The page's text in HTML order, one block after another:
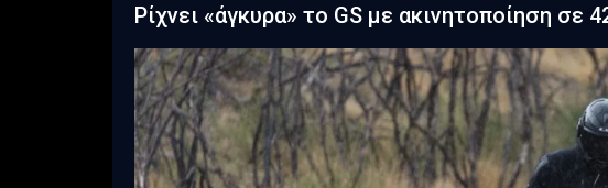
Ρίχνει «άγκυρα» το GS με ακινητοποίηση σε